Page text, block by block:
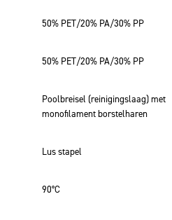
50% PET/20% PA/30% PP
50% PET/20% PA/30% PP
Poolbreisel (reinigingslaag) met
monofilament borstelharen
Lus stapel
90°C